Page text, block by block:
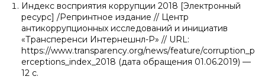
Индекс восприятия коррупции 2018 [Электронный
ресурс] /Репринтное издание // Центр
антикоррупционных исследований и инициатив
«Трансперенси Интернешнл-Р» // URL:
https://www.transparency.org/news/feature/corruption_p
erceptions_index_2018 (дата обращения 01.06.2019) —
12 с.